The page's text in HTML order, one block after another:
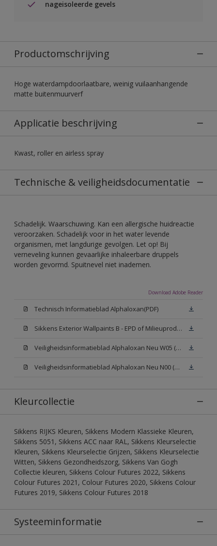
nageisoleerde gevels
Productomschrijving
Hoge waterdampdoorlaatbare, weinig vuilaanhangende
matte buitenmuurverf
Applicatie beschrijving
Kwast, roller en airless spray
Technische & veiligheidsdocumentatie
Schadelijk. Waarschuwing. Kan een allergische huidreactie
veroorzaken. Schadelijk voor in het water levende
organismen, met langdurige gevolgen. Let op! Bij
verneveling kunnen gevaarlijke inhaleerbare druppels
worden gevormd. Spuitnevel niet inademen.
Download Adobe Reader
Technisch Informatieblad Alphaloxan(PDF)
Sikkens Exterior Wallpaints B - EPD of Milieuproductverklaring
Veiligheidsinformatieblad Alphaloxan Neu W05 (MSDS)
Veiligheidsinformatieblad Alphaloxan Neu N00 (MSDS)
Kleurcollectie
Sikkens RIJKS Kleuren, Sikkens Modern Klassieke Kleuren,
Sikkens 5051, Sikkens ACC naar RAL, Sikkens Kleurselectie
Kleuren, Sikkens Kleurselectie Grijzen, Sikkens Kleurselectie
Witten, Sikkens Gezondheidszorg, Sikkens Van Gogh
Collectie kleuren, Sikkens Colour Futures 2022, Sikkens
Colour Futures 2021, Colour Futures 2020, Sikkens Colour
Futures 2019, Sikkens Colour Futures 2018
Systeeminformatie